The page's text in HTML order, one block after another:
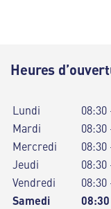
Heures
Lundi
08:30
Mardi
08:30
Mercredi
08:30
Jeudi
08:30
Vendredi
08:30
Samedi